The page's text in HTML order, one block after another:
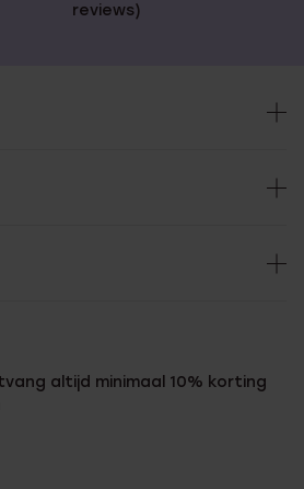
reviews)
altijd minimaal 10% korting